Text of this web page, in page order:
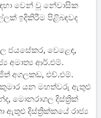
වෙන් වූ නේවාසික
ඉදිකිරීම පිළිබඳවද
ජයසේකර, වෙළෙඳ,
අමාත්‍ය ආර්.එම්.
අගලකඩ, එච්.එම්.
යන මහත්වරු ඇතුළු
මොනරාගල දිස්ත්‍රික්
දිස්ත්‍රික්කයේ රාජ්‍ය